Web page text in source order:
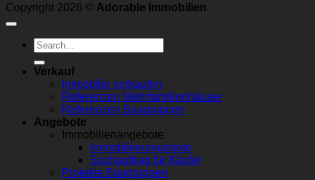
Copyright 2026 © Adorable Immobilien
Verkauf
Immobilie verkaufen
Referenzen Mehrfamilienhäuser
Referenzen Baugruppen
Angebote
Immobilienangebote
Immobilienangebote
Suchauftrag für Käufer
Projekte Baugruppen